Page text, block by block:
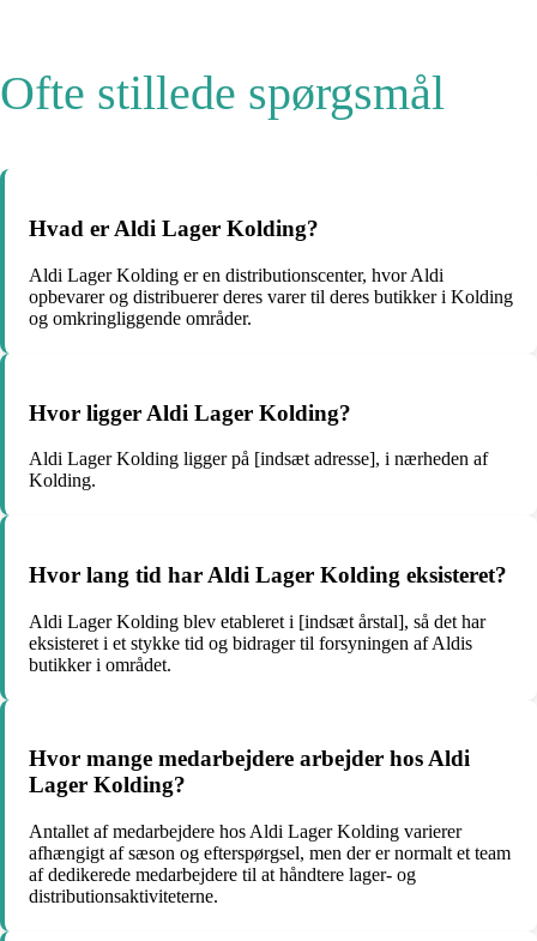
Ofte stillede spørgsmål
Hvad er Aldi Lager Kolding?
Aldi Lager Kolding er en distributionscenter, hvor Aldi
opbevarer og distribuerer deres varer til deres butikker i Kolding
og omkringliggende områder.
Hvor ligger Aldi Lager Kolding?
Aldi Lager Kolding ligger på [indsæt adresse], i nærheden af
Kolding.
Hvor lang tid har Aldi Lager Kolding eksisteret?
Aldi Lager Kolding blev etableret i [indsæt årstal], så det har
eksisteret i et stykke tid og bidrager til forsyningen af Aldis
butikker i området.
Hvor mange medarbejdere arbejder hos Aldi
Lager Kolding?
Antallet af medarbejdere hos Aldi Lager Kolding varierer
afhængigt af sæson og efterspørgsel, men der er normalt et team
af dedikerede medarbejdere til at håndtere lager- og
distributionsaktiviteterne.